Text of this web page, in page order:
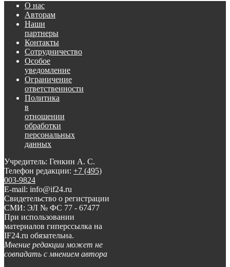
О нас
Авторам
Наши
партнеры
Контакты
Сотрудничество
Особое
уведомление
Ограничение
ответственности
Политика
в
отношении
обработки
персональных
данных
Учредитель: Генкин А. С.
Телефон редакции: +7 (495)
003-9824
E-mail: info@if24.ru
Свидетельство о регистрации
СМИ: ЭЛ № ФС 77 - 67477
При использовании
материалов гиперссылка на
IF24.ru обязательна.
Мнение редакции может не
совпадать с мнением автора